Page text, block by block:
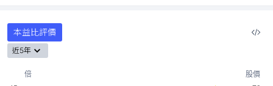
本益比評價
近5年